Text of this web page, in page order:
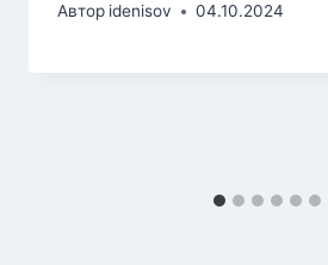
Автор idenisov 04.10.2024